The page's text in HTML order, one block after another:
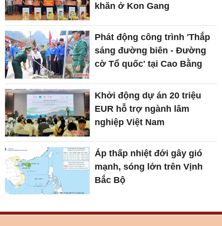
khăn ở Kon Gang
Phát động công trình 'Thắp
sáng đường biên - Đường
cờ Tổ quốc' tại Cao Bằng
Khởi động dự án 20 triệu
EUR hỗ trợ ngành lâm
nghiệp Việt Nam
Áp thấp nhiệt đới gây gió
mạnh, sóng lớn trên Vịnh
Bắc Bộ